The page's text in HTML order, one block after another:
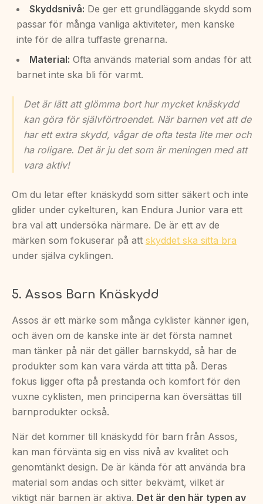
Skyddsnivå: De ger ett grundläggande skydd som
passar för många vanliga aktiviteter, men kanske
inte för de allra tuffaste grenarna.
Material: Ofta används material som andas för att
barnet inte ska bli för varmt.
Det är lätt att glömma bort hur mycket knäskydd
kan göra för självförtroendet. När barnen vet att de
har ett extra skydd, vågar de ofta testa lite mer och
ha roligare. Det är ju det som är meningen med att
vara aktiv!
Om du letar efter knäskydd som sitter säkert och inte
glider under cykelturen, kan Endura Junior vara ett
bra val att undersöka närmare. De är ett av de
märken som fokuserar på att skyddet ska sitta bra
under själva cyklingen.
5. Assos Barn Knäskydd
Assos är ett märke som många cyklister känner igen,
och även om de kanske inte är det första namnet
man tänker på när det gäller barnskydd, så har de
produkter som kan vara värda att titta på. Deras
fokus ligger ofta på prestanda och komfort för den
vuxne cyklisten, men principerna kan översättas till
barnprodukter också.
När det kommer till knäskydd för barn från Assos,
kan man förvänta sig en viss nivå av kvalitet och
genomtänkt design. De är kända för att använda bra
material som andas och sitter bekvämt, vilket är
viktigt när barnen är aktiva. Det är den här typen av